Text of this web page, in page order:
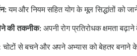
यम और नियम सहित योग के मूल सिद्धांतों को
की तकनीक:अपनी रोग प्रतिरोधक क्षमता
चोटों से बचने और अपने अभ्यास को बेहतर